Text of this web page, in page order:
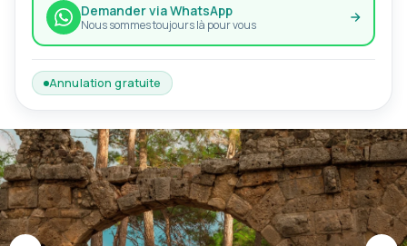
Demander via WhatsApp
Nous sommes toujours là pour vous
Annulation gratuite